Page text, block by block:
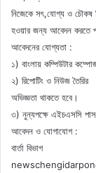
নিজেকে সৎ,যোগ্য ও চৌকষ
হওয়ার জন্য আবেদন করতে
আবেদনের যোগ্যতা :
১) বাংলায় কম্পিউটার
২) রিপোটিং ও নিউজ তৈরির
অভিজ্ঞতা থাকতে হবে।
৩) নুন্যপক্ষে এইচএসসি
আবেদন ও যোগাযোগ :
বার্তা বিভাগ